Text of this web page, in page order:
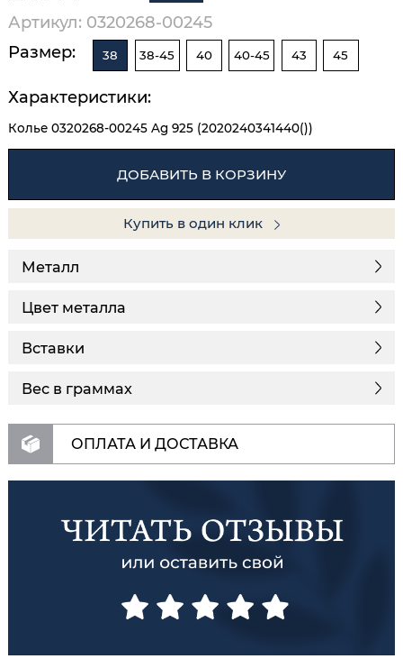
Артикул: 0320268-00245
Размер:
38 38-45 40 40-45 43 45
Характеристики:
Колье 0320268-00245 Ag 925 (2020240341440())
ДОБАВИТЬ В КОРЗИНУ
Купить в один клик
Металл
Цвет металла
Вставки
Вес в граммах
ОПЛАТА И ДОСТАВКА